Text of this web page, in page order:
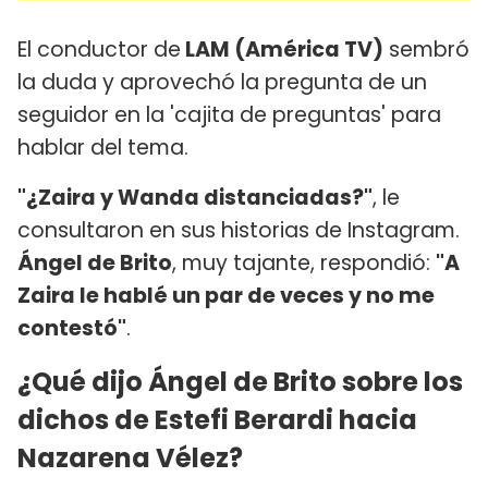
El conductor de LAM (América TV) sembró
la duda y aprovechó la pregunta de un
seguidor en la 'cajita de preguntas' para
hablar del tema.
"¿Zaira y Wanda distanciadas?", le
consultaron en sus historias de Instagram.
Ángel de Brito, muy tajante, respondió: "A
Zaira le hablé un par de veces y no me
contestó".
¿Qué dijo Ángel de Brito sobre los
dichos de Estefi Berardi hacia
Nazarena Vélez?